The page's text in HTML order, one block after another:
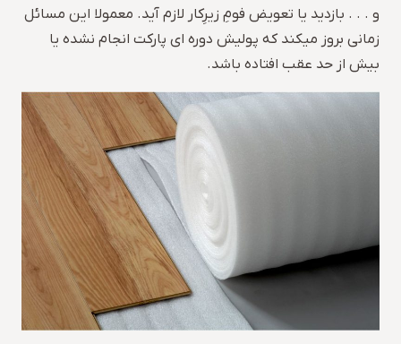
و . . . بازدید یا تعویض فومِ زیرِکار لازم آید. معمولا این مسائل
زمانی بروز میکند که پولیش دوره ای پارکت انجام نشده یا
بیش از حد عقب افتاده باشد.